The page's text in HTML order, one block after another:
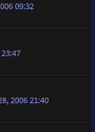
09:32
2006 21:40